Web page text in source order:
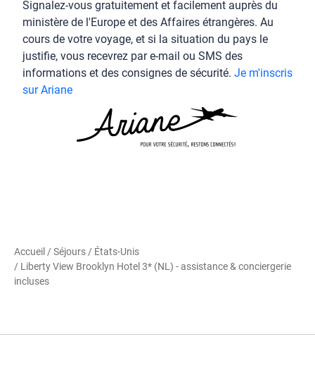
Signalez-vous gratuitement et facilement auprès du
ministère de l'Europe et des Affaires étrangères. Au
cours de votre voyage, et si la situation du pays le
justifie, vous recevrez par e-mail ou SMS des
informations et des consignes de sécurité. Je m'inscris
sur Ariane
Accueil /Séjours / États-Unis
/ Liberty View Brooklyn Hotel 3* (NL) - assistance & conciergerie
incluses